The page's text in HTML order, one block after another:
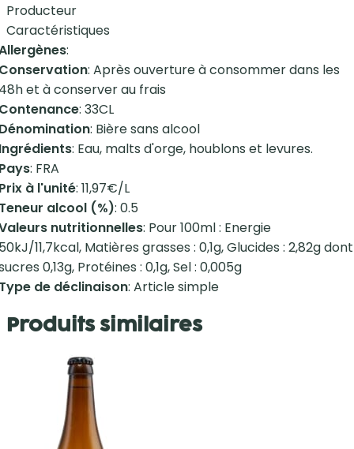
Producteur
Caractéristiques
:
: Après ouverture à consommer dans les
et à conserver au frais
: 33CL
: Bière sans alcool
: Eau, malts d'orge, houblons et levures.
: FRA
à l'unité: 11,97€/L
alcool (%): 0.5
nutritionnelles: Pour 100ml : Energie
11,7kcal, Matières grasses : 0,1g, Glucides : 2,82g dont
0,13g, Protéines : 0,1g, Sel : 0,005g
de déclinaison: Article simple
Produits similaires